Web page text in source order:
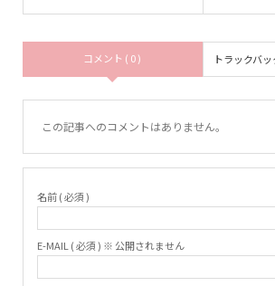
コメント ( 0 ) トラックバ
この記事へのコメントはありません。
名前 ( 必須 )
E-MAIL ( 必須 ) ※ 公開されません